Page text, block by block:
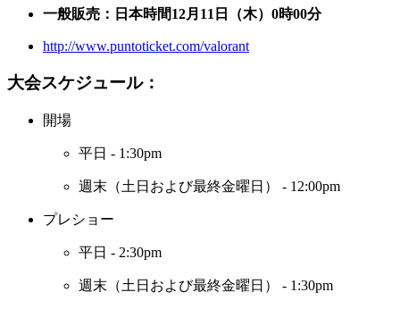
一般販売：日本時間12月11日（木）0時00分
http://www.puntoticket.com/valorant
大会スケジュール：
開場
平日 - 1:30pm
週末（土日および最終金曜日） - 12:00pm
プレショー
平日 - 2:30pm
週末（土日および最終金曜日） - 1:30pm